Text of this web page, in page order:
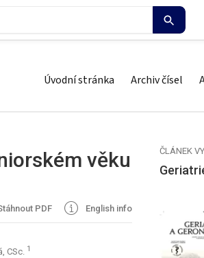
Úvodní stránka Archiv čísel
věku
PDF English info
CSc. 1
ČLÁNEK